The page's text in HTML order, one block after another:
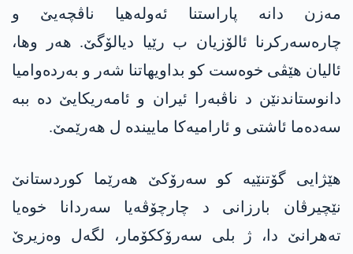
مەزن دانە پاراستنا ئەولەھیا ناڤچەیێ و
چارەسەرکرنا ئالۆزیان ب رێیا دیالۆگێ. ھەر وھا،
ئالیان ھێڤی خوەست کو بداویھاتنا شەر و بەردەوامیا
دانوستاندنێن د ناڤبەرا ئیران و ئامەریکایێ دە ببە
سەدەما ئاشتی و ئارامیەکا ماییندە ل ھەرێمێ.
ھێژایی گۆتنێیە کو سەرۆکێ ھەرێما کوردستانێ
نێچیرڤان بارزانی د چارچۆڤەیا سەردانا خوەیا
تەھرانێ دا، ژ بلی سەرۆککۆمار، لگەل وەزیرێ